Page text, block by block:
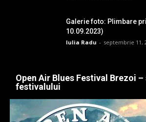
Galerie foto: Plimbare
10.09.2023)
Iulia Radu - septembrie 11,
Open Air Blues Festival Brezoi
festivalului